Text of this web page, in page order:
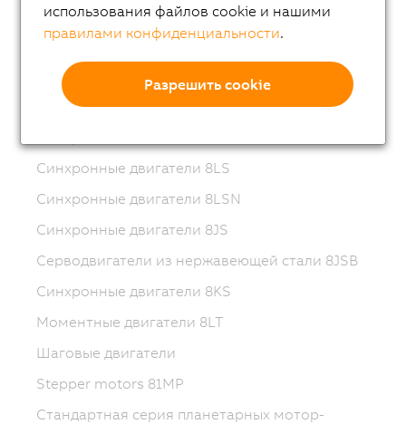
Серводвигатели 8WSA
8WSB gear motors
Компактные двигатели 8LV
Мотор-редуктора 8LVB
Синхронные двигатели 8LS
Синхронные двигатели 8LSN
Синхронные двигатели 8JS
Серводвигатели из нержавеющей стали 8JSB
Синхронные двигатели 8KS
Моментные двигатели 8LT
Шаговые двигатели
Stepper motors 81MP
Стандартная серия планетарных мотор-
использования файлов cookie и нашими
правилами конфиденциальности.
Разрешить cookie